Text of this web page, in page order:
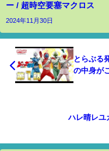
ー / 超時空要塞マクロス
2024年11月30日
とらぶる
の中身が
ハレ晴レユ